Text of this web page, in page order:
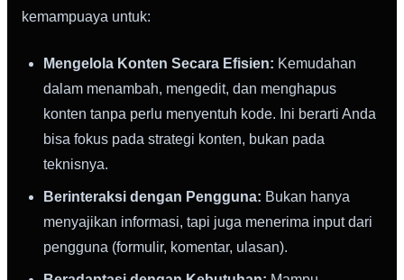
kemampuaya untuk:
Mengelola Konten Secara Efisien: Kemudahan
dalam menambah, mengedit, dan menghapus
konten tanpa perlu menyentuh kode. Ini berarti Anda
bisa fokus pada strategi konten, bukan pada
teknisnya.
Berinteraksi dengan Pengguna: Bukan hanya
menyajikan informasi, tapi juga menerima input dari
pengguna (formulir, komentar, ulasan).